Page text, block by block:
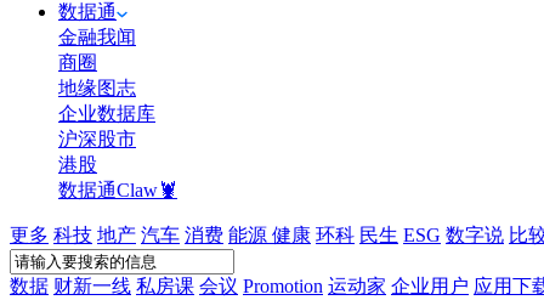
数据通
金融我闻
商圈
地缘图志
企业数据库
沪深股市
港股
数据通Claw🦞
更多 科技 地产 汽车 消费 能源 健康 环科 民生 ESG 数字说 比
数据 财新一线 私房课 会议 Promotion 运动家 企业用户 应用下